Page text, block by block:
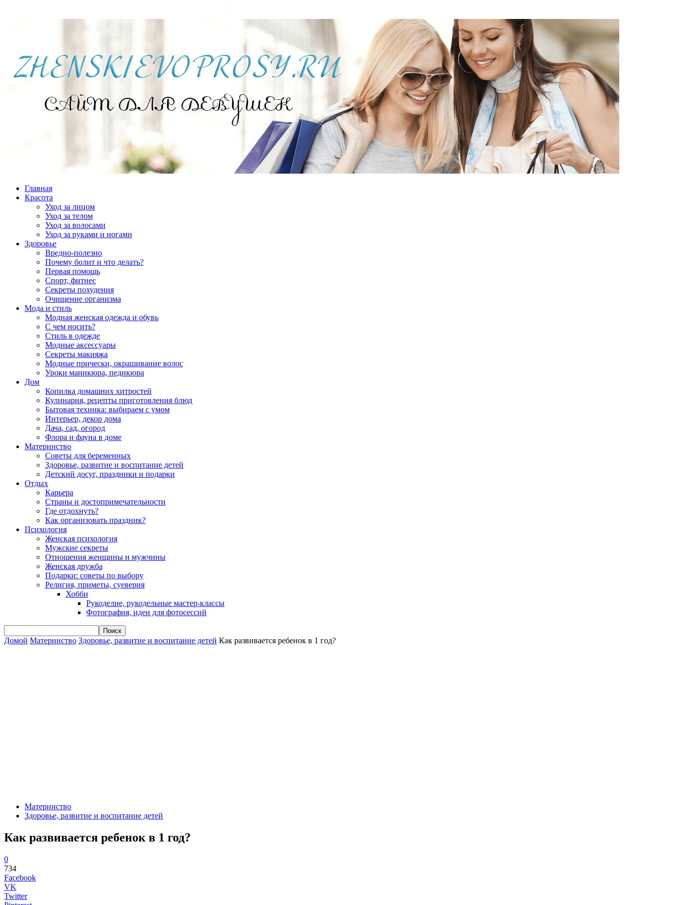
Главная
Красота
Уход за лицом
Уход за телом
Уход за волосами
Уход за руками и ногами
Здоровье
Вредно-полезно
Почему болит и что делать?
Первая помощь
Спорт, фитнес
Секреты похудения
Очищение организма
Мода и стиль
Модная женская одежда и обувь
С чем носить?
Стиль в одежде
Модные аксессуары
Секреты макияжа
Модные прически, окрашивание волос
Уроки маникюра, педикюра
Дом
Копилка домашних хитростей
Кулинария, рецепты приготовления блюд
Бытовая техника: выбираем с умом
Интерьер, декор дома
Дача, сад, огород
Флора и фауна в доме
Материнство
Советы для беременных
Здоровье, развитие и воспитание детей
Детский досуг, праздники и подарки
Отдых
Карьера
Страны и достопримечательности
Где отдохнуть?
Как организовать праздник?
Психология
Женская психология
Мужские секреты
Отношения женщины и мужчины
Женская дружба
Подарки: советы по выбору
Религия, приметы, суеверия
Хобби
Рукоделие, рукодельные мастер-классы
Фотография, идеи для фотосессий
Домой Материнство Здоровье, развитие и воспитание детей Как развивается ребенок в 1 год?
Материнство
Здоровье, развитие и воспитание детей
Как развивается ребенок в 1 год?
0
734
Facebook
VK
Twitter